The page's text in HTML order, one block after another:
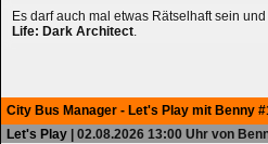
Es darf auch mal etwas Rätselhaft sein
Life: Dark Architect.
City Bus Manager - Let's Play mit Benny
Let's Play | 02.08.2026 13:00 Uhr von